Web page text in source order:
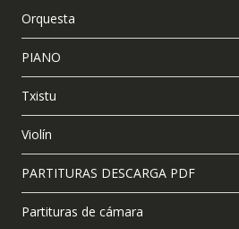
Orquesta
PIANO
Txistu
Violín
PARTITURAS DESCARGA PDF
Partituras de cámara